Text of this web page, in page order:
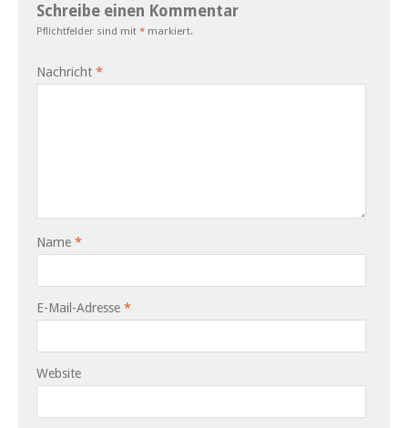
Schreibe einen Kommentar
Pflichtfelder sind mit * markiert.
Nachricht *
Name *
E-Mail-Adresse *
Website